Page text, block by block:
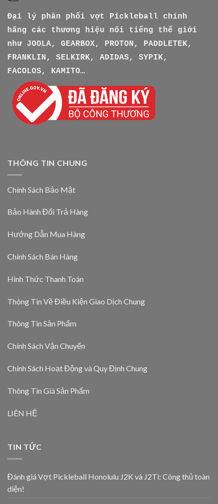
Đại lý phân phối vợt Pickleball chính
hãng các thương hiệu nổi tiếng thế giới
như
JOOLA, GEARBOX, PROTON, PADDLETEK,
FRANKLIN, SELKIRK, ADIDAS, SYPIK,
FACOLOS, KAMITO…
THÔNG TIN CHUNG
Chính Sách Bảo Mật
Bảo Hành Đổi Trả Hàng
Hướng Dẫn Mua Hàng
Chính Sách Bán Hàng
Hình Thức Thanh Toán
Thông Tin Về Điều Kiện Giao Dịch Chung
Thông Tin Sản Phẩm
Chính Sách Vận Chuyển
Chính Sách Hoạt Động và Quy Định Chung
Thông Tin Giá Sản Phẩm
LIÊN HỆ
TIN TỨC
Đánh giá Vợt Pickleball Honolulu J2K và J2Ti: Công thủ toàn
diện!